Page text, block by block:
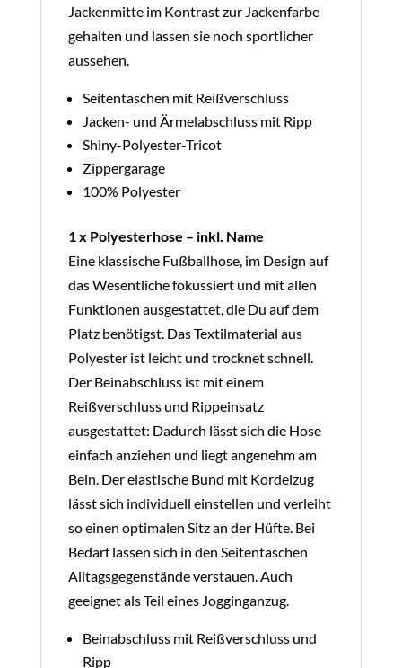
Jackenmitte im Kontrast zur Jackenfarbe
gehalten und lassen sie noch sportlicher
aussehen.
Seitentaschen mit Reißverschluss
Jacken- und Ärmelabschluss mit Ripp
Shiny-Polyester-Tricot
Zippergarage
100% Polyester
1 x Polyesterhose – inkl. Name
Eine klassische Fußballhose, im Design auf
das Wesentliche fokussiert und mit allen
Funktionen ausgestattet, die Du auf dem
Platz benötigst. Das Textilmaterial aus
Polyester ist leicht und trocknet schnell.
Der Beinabschluss ist mit einem
Reißverschluss und Rippeinsatz
ausgestattet: Dadurch lässt sich die Hose
einfach anziehen und liegt angenehm am
Bein. Der elastische Bund mit Kordelzug
lässt sich individuell einstellen und verleiht
so einen optimalen Sitz an der Hüfte. Bei
Bedarf lassen sich in den Seitentaschen
Alltagsgegenstände verstauen. Auch
geeignet als Teil eines Jogginganzug.
Beinabschluss mit Reißverschluss und
Ripp